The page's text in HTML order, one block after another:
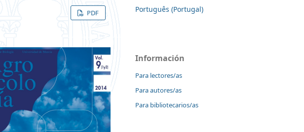
PDF
Português (Portugal)
Información
Para lectores/as
Para autores/as
Para bibliotecarios/as